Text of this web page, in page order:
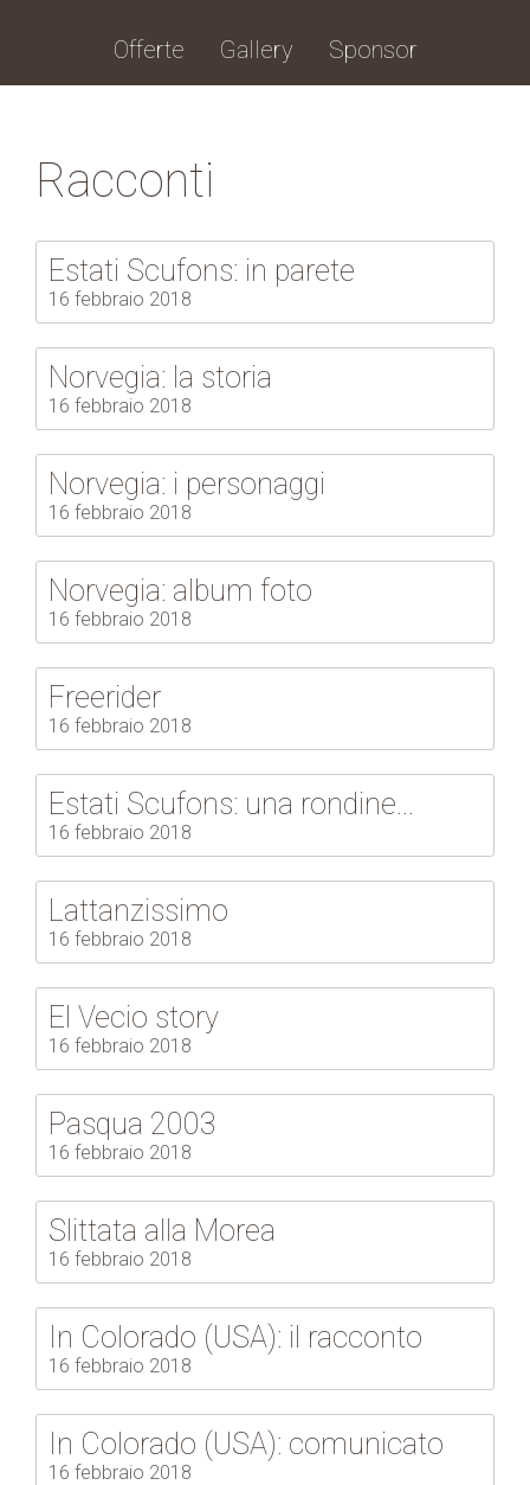
Racconti
Estati Scufons: in parete
16 febbraio 2018
Norvegia: la storia
16 febbraio 2018
Norvegia: i personaggi
16 febbraio 2018
Norvegia: album foto
16 febbraio 2018
Freerider
16 febbraio 2018
Estati Scufons: una rondine...
16 febbraio 2018
Lattanzissimo
16 febbraio 2018
El Vecio story
16 febbraio 2018
Pasqua 2003
16 febbraio 2018
Slittata alla Morea
16 febbraio 2018
In Colorado (USA): il racconto
16 febbraio 2018
In Colorado (USA): comunicato
16 febbraio 2018
Offerte Gallery Sponsor